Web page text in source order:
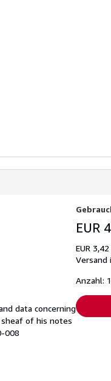
data concerning
of his notes
008
EUR
EUR
Versand
Anzahl: